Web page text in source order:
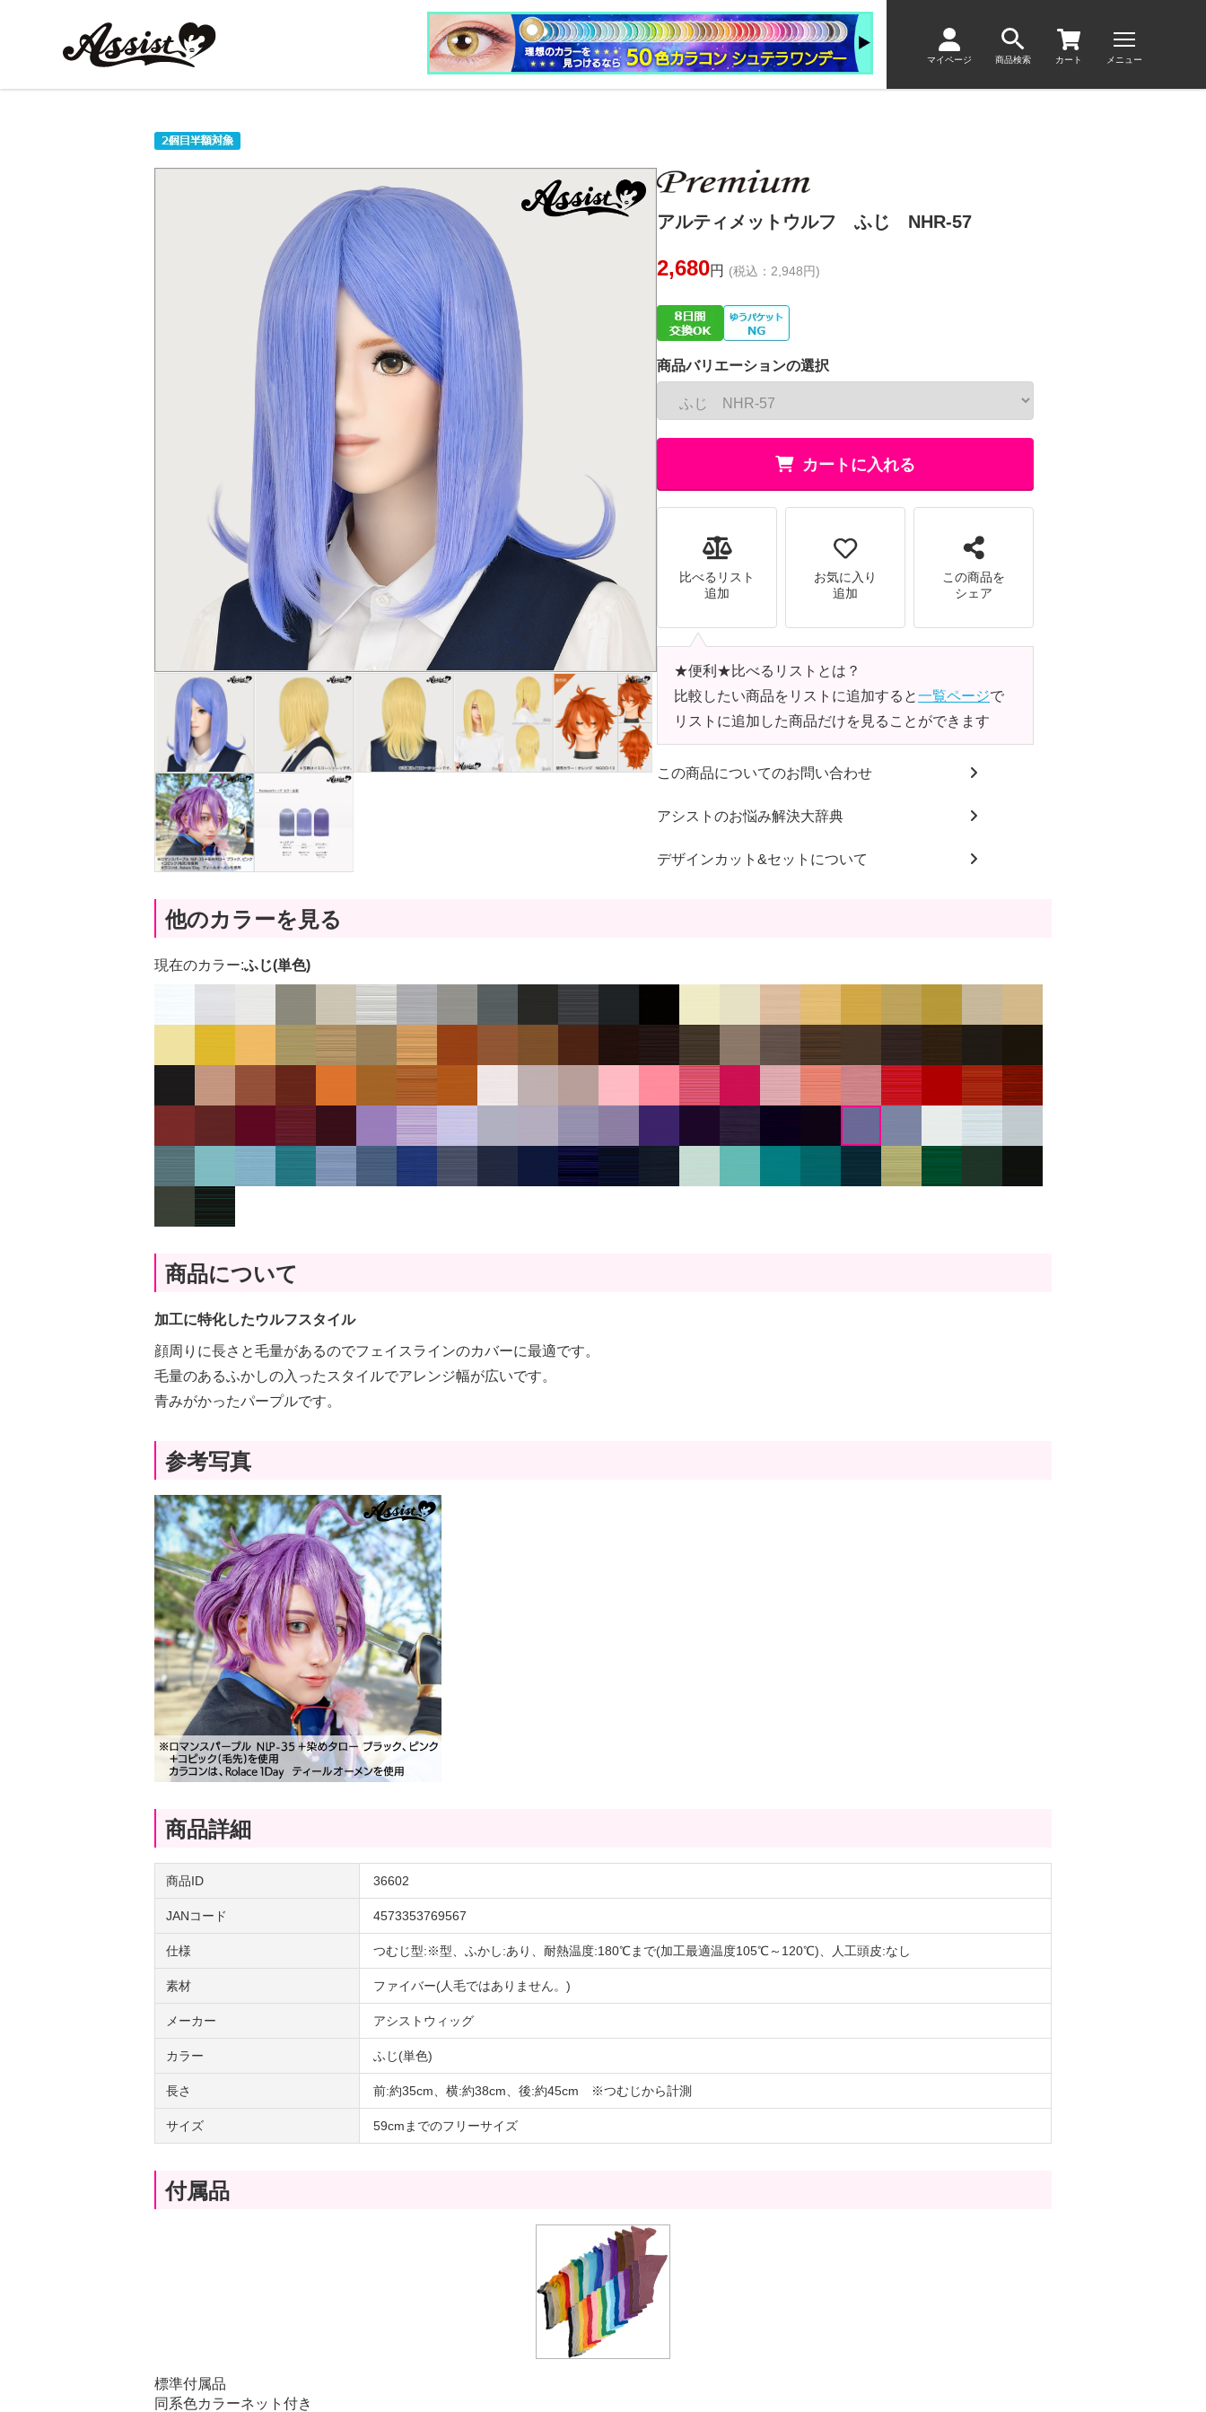
マイページ 商品検索 カート メニュー
アルティメットウルフ ふじ NHR-57
2,680円 (税込：2,948円)
商品バリエーションの選択
カートに入れる
比べるリスト
追加
お気に入り
追加
この商品を
シェア
★便利★比べるリストとは？
比較したい商品をリストに追加すると一覧ページで
リストに追加した商品だけを見ることができます
この商品についてのお問い合わせ
アシストのお悩み解決大辞典
デザインカット&セットについて
他のカラーを見る
現在のカラー:ふじ(単色)
商品について
加工に特化したウルフスタイル
顔周りに長さと毛量があるのでフェイスラインのカバーに最適です。
毛量のあるふかしの入ったスタイルでアレンジ幅が広いです。
青みがかったパープルです。
参考写真
商品詳細
商品ID 36602
JANコード 4573353769567
仕様 つむじ型:※型、ふかし:あり、耐熱温度:180℃まで(加工最適温度105℃～120℃)、人工頭皮:なし
素材 ファイバー(人毛ではありません。)
メーカー アシストウィッグ
カラー ふじ(単色)
長さ 前:約35cm、横:約38cm、後:約45cm ※つむじから計測
サイズ 59cmまでのフリーサイズ
付属品
標準付属品
同系色カラーネット付き